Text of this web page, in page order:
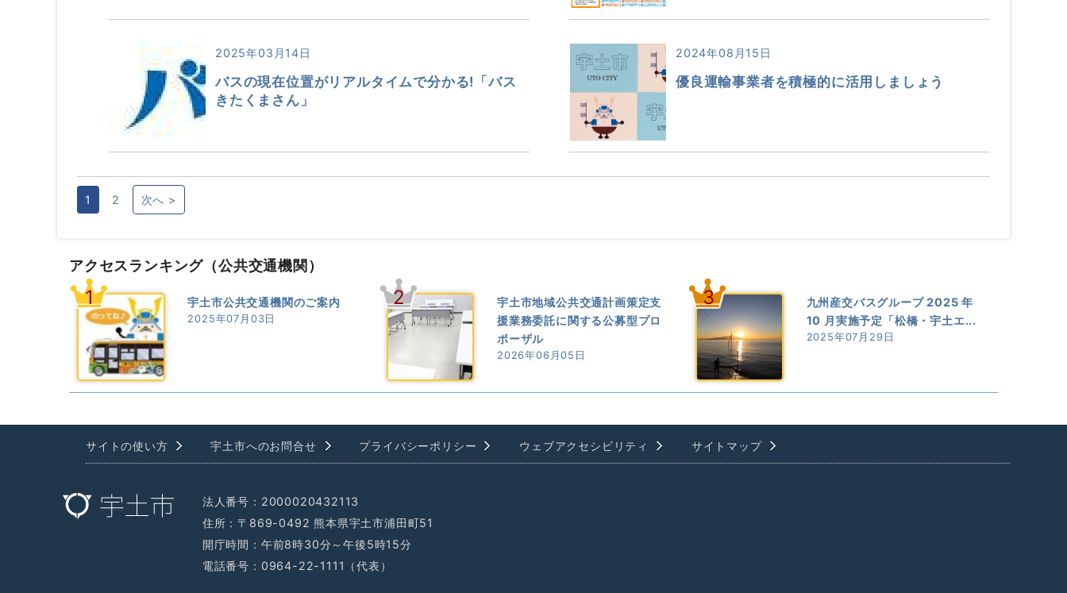
2025年03月14日
バスの現在位置がリアルタイムで分かる!「バス
きたくまさん」
2024年08月15日
優良運輸事業者を積極的に活用しましょう
1 2 次へ >
アクセスランキング （公共交通機関）
1 宇土市公共交通機関のご案内
2025年07月03日
2
宇土市地域公共交通計画策定支
援業務委託に関する公募型プロ
ポーザル
2026年06月05日
3
九州産交バスグループ 2025 年
10 月実施予定「松橋・宇土エ...
2025年07月29日
サイトの使い方 宇土市へのお問合せ プライバシーポリシー ウェブアクセシビリティ サイトマップ
法人番号：2000020432113
住所：〒869-0492 熊本県宇土市浦田町51
開庁時間：午前8時30分～午後5時15分
電話番号：0964-22-1111（代表）